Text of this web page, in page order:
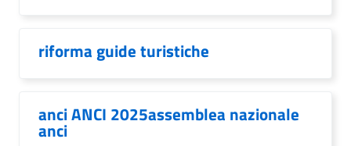
riforma guide turistiche
anci ANCI 2025assemblea nazionale
anci